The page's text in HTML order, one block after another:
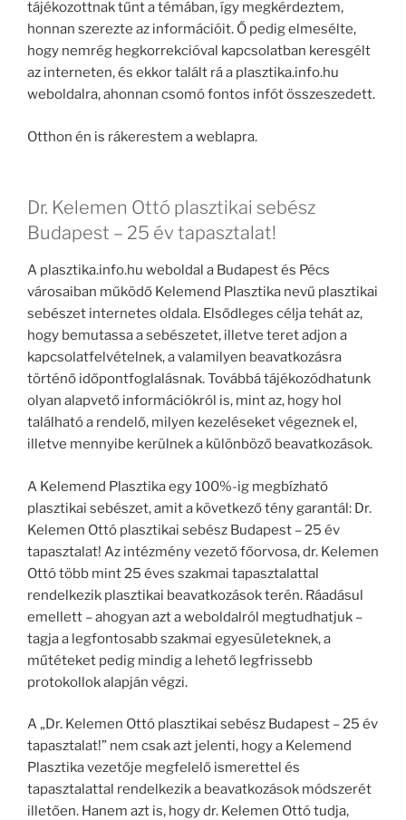
tájékozottnak tűnt a témában, így megkérdeztem,
honnan szerezte az információit. Ő pedig elmesélte,
hogy nemrég hegkorrekcióval kapcsolatban keresgélt
az interneten, és ekkor talált rá a plasztika.info.hu
weboldalra, ahonnan csomó fontos infót összeszedett.
Otthon én is rákerestem a weblapra.
Dr. Kelemen Ottó plasztikai sebész
Budapest – 25 év tapasztalat!
A plasztika.info.hu weboldal a Budapest és Pécs
városaiban működő Kelemend Plasztika nevű plasztikai
sebészet internetes oldala. Elsődleges célja tehát az,
hogy bemutassa a sebészetet, illetve teret adjon a
kapcsolatfelvételnek, a valamilyen beavatkozásra
történő időpontfoglalásnak. Továbbá tájékozódhatunk
olyan alapvető információkról is, mint az, hogy hol
található a rendelő, milyen kezeléseket végeznek el,
illetve mennyibe kerülnek a különböző beavatkozások.
A Kelemend Plasztika egy 100%-ig megbízható
plasztikai sebészet, amit a következő tény garantál: Dr.
Kelemen Ottó plasztikai sebész Budapest – 25 év
tapasztalat! Az intézmény vezető főorvosa, dr. Kelemen
Ottó több mint 25 éves szakmai tapasztalattal
rendelkezik plasztikai beavatkozások terén. Ráadásul
emellett – ahogyan azt a weboldalról megtudhatjuk –
tagja a legfontosabb szakmai egyesületeknek, a
műtéteket pedig mindig a lehető legfrissebb
protokollok alapján végzi.
A „Dr. Kelemen Ottó plasztikai sebész Budapest – 25 év
tapasztalat!” nem csak azt jelenti, hogy a Kelemend
Plasztika vezetője megfelelő ismerettel és
tapasztalattal rendelkezik a beavatkozások módszerét
illetően. Hanem azt is, hogy dr. Kelemen Ottó tudja,